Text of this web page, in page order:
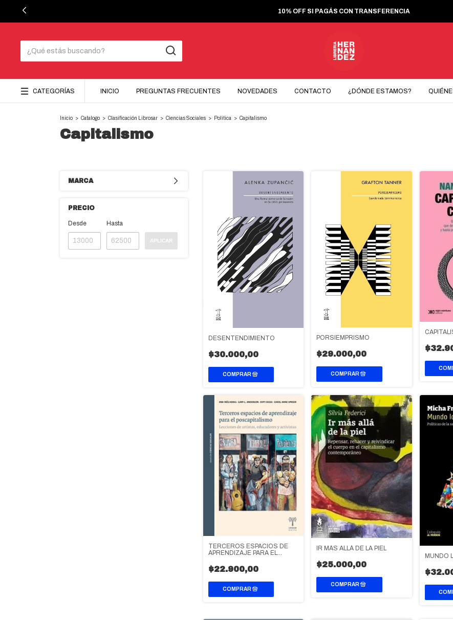
MESA DE SALDOS ONLINE: LLEVÁS 3 Y PAGÁS 2
CATEGORÍAS INICIO PREGUNTAS FRECUENTES NOVEDADES CONTACTO ¿DÓNDE ESTAMOS?
Inicio > Catalogo > Clasificación Librosar > Ciencias Sociales > Politica > Capitalismo
Capitalismo
MARCA
PRECIO
Desde Hasta
APLICAR
DESENTENDIMIENTO
$30.000,00
PORSIEMPRISMO
$29.000,00
TERCEROS ESPACIOS DE
APRENDIZAJE PARA EL
$22.900,00
IR MÁS ALLÁ DE LA PIEL
$25.000,00
MUNDO